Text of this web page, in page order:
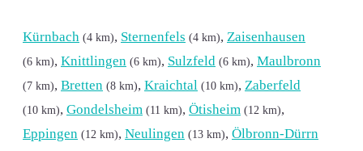
Kürnbach (4 km), Sternenfels (4 km), Zaisenhausen
(6 km), Knittlingen (6 km), Sulzfeld (6 km), Maulbronn
(7 km), Bretten (8 km), Kraichtal (10 km), Zaberfeld
(10 km), Gondelsheim (11 km), Ötisheim (12 km),
Eppingen (12 km), Neulingen (13 km), Ölbronn-Dürrn